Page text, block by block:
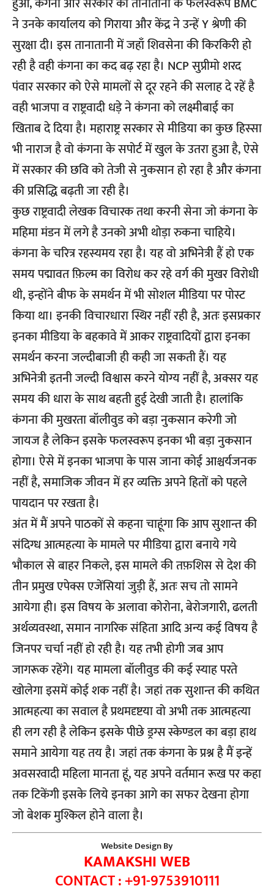
ने उनके कार्यालय को गिराया और केंद्र ने उन्हें Y श्रेणी की
सुरक्षा दी। इस तानातानी में जहाँ शिवसेना की किरकिरी हो
रही है वही कंगना का कद बढ़ रहा है। NCP सुप्रीमो शरद
पंवार सरकार को ऐसे मामलों से दूर रहने की सलाह दे रहें है
वही भाजपा व राष्ट्रवादी धड़े ने कंगना को लक्ष्मीबाई का
खिताब दे दिया है। महाराष्ट्र सरकार से मीडिया का कुछ हिस्सा
भी नाराज है वो कंगना के सपोर्ट में खुल के उतरा हुआ है, ऐसे
में सरकार की छवि को तेजी से नुकसान हो रहा है और कंगना
की प्रसिद्धि बढ़ती जा रही है।
कुछ राष्ट्रवादी लेखक विचारक तथा करनी सेना जो कंगना के
महिमा मंडन में लगे है उनको अभी थोड़ा रुकना चाहिये।
कंगना के चरित्र रहस्यमय रहा है। यह वो अभिनेत्री हैं हो एक
समय पद्मावत फ़िल्म का विरोध कर रहे वर्ग की मुखर विरोधी
थी, इन्होंने बीफ के समर्थन में भी सोशल मीडिया पर पोस्ट
किया था। इनकी विचारधारा स्थिर नहीं रही है, अतः इसप्रकार
इनका मीडिया के बहकावे में आकर राष्ट्रवादियों द्वारा इनका
समर्थन करना जल्दीबाजी ही कही जा सकती हैं। यह
अभिनेत्री इतनी जल्दी विश्वास करने योग्य नहीं है, अक्सर यह
समय की धारा के साथ बहती हुई देखी जाती है। हालांकि
कंगना की मुखरता बॉलीवुड को बड़ा नुकसान करेगी जो
जायज है लेकिन इसके फलस्वरूप इनका भी बड़ा नुकसान
होगा। ऐसे में इनका भाजपा के पास जाना कोई आश्चर्यजनक
नहीं है, समाजिक जीवन में हर व्यक्ति अपने हितों को पहले
पायदान पर रखता है।
अंत में मैं अपने पाठकों से कहना चाहूंगा कि आप सुशान्त की
संदिग्ध आत्महत्या के मामले पर मीडिया द्वारा बनाये गये
भौकाल से बाहर निकले, इस मामले की तफ़शिस से देश की
तीन प्रमुख एपेक्स एजेंसियां जुड़ी हैं, अतः सच तो सामने
आयेगा ही। इस विषय के अलावा कोरोना, बेरोजगारी, ढलती
अर्थव्यवस्था, समान नागरिक संहिता आदि अन्य कई विषय है
जिनपर चर्चा नहीं हो रही है। यह तभी होगी जब आप
जागरूक रहेंगे। यह मामला बॉलीवुड की कई स्याह परते
खोलेगा इसमें कोई शक नहीं है। जहां तक सुशान्त की कथित
आत्महत्या का सवाल है प्रथमदृष्टया वो अभी तक आत्महत्या
ही लग रही है लेकिन इसके पीछे ड्रग्स स्केण्डल का बड़ा हाथ
समाने आयेगा यह तय है। जहां तक कंगना के प्रश्न है मैं इन्हें
अवसरवादी महिला मानता हूं, यह अपने वर्तमान रूख पर कहा
तक टिकेंगी इसके लिये इनका आगे का सफर देखना होगा
जो बेशक मुश्किल होने वाला है।
Website Design By
KAMAKSHI WEB
CONTACT : +91-9753910111